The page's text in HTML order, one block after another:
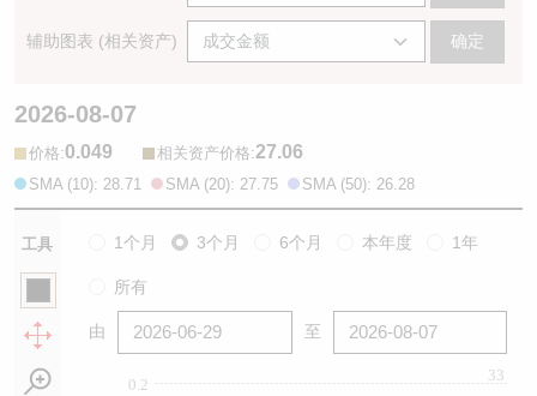
辅助图表 (相关资产) 确定
2026-08-07
价格:0.049 相关资产价格:27.06
SMA (10): 28.71 SMA (20): 27.75 SMA (50): 26.28
工具 1个月 3个月 6个月 本年度 1年
所有
由 至
0.2
33